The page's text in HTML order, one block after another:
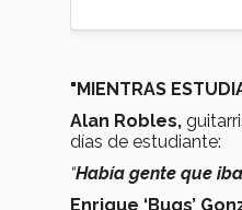
"MIENTRAS
Alan Robles,
días de estudiante:
“Había gente que
Enrique ‘Bugs’